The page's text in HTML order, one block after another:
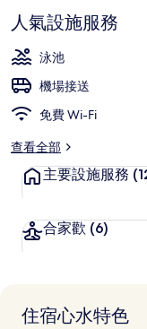
人氣設施服務
泳池
機場接送
免費 Wi-Fi
查看全部
主要設施服務
合家歡 (6)
住宿心水特色